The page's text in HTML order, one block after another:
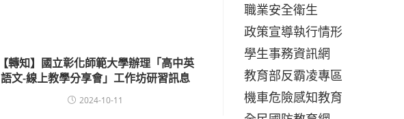
【轉知】國立彰化師範大學辦理「高中英
語文-線上教學分享會」工作坊研習訊息
2024-10-11
職業安全衛生
政策宣導執行情形
學生事務資訊網
教育部反霸凌專區
機車危險感知教育